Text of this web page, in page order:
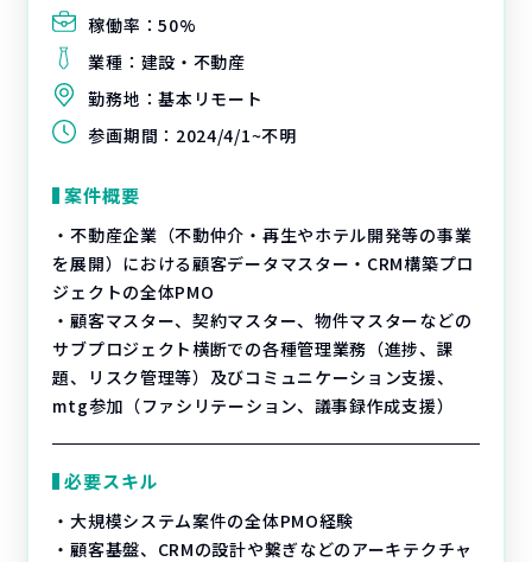
稼働率：50%
業種： 建設・不動産
勤務地：基本リモート
参画期間： 2024/4/1~不明
案件概要
・不動産企業（不動仲介・再生やホテル開発等の事業
を展開）における顧客データマスター・CRM構築プロ
ジェクトの全体PMO
・顧客マスター、契約マスター、物件マスターなどの
サブプロジェクト横断での各種管理業務（進捗、課
題、リスク管理等）及びコミュニケーション支援、
mtg参加（ファシリテーション、議事録作成支援）
必要スキル
・大規模システム案件の全体PMO経験
・顧客基盤、CRMの設計や繋ぎなどのアーキテクチャ